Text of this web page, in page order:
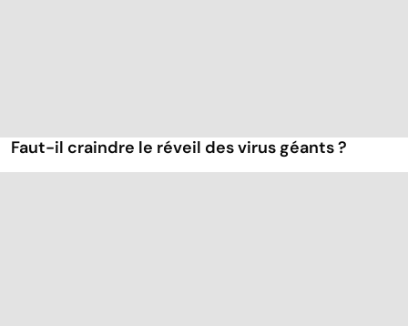
Faut-il craindre le réveil des virus géants ?